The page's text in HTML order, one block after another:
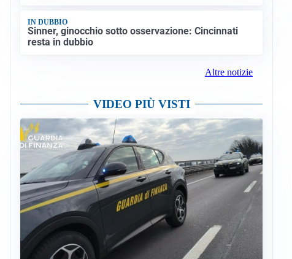
IN DUBBIO
Sinner, ginocchio sotto osservazione: Cincinnati
resta in dubbio
Altre notizie
VIDEO PIÙ VISTI